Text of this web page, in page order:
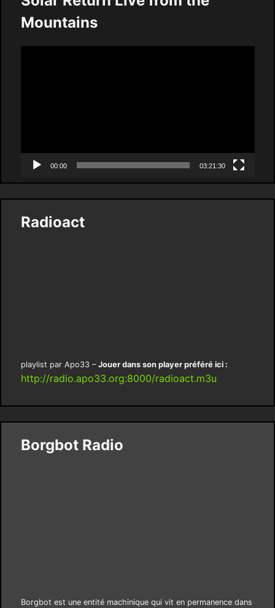
Mountains
00:00 03:21:30
Radioact
playlist par Apo33 – Jouer dans son player préféré ici :
http://radio.apo33.org:8000/radioact.m3u
Borgbot Radio
Borgbot est une entité machinique qui vit en permanence dans